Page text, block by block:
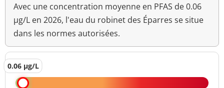
Avec une concentration moyenne en PFAS de 0.06
µg/L en 2026, l'eau du robinet des Éparres se situe
dans les normes autorisées.
0.06 µg/L